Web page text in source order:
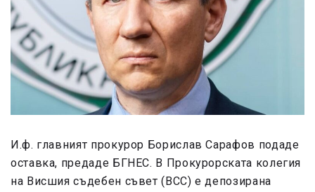
И.ф. главният прокурор Борислав Сарафов подаде
оставка, предаде БГНЕС. В Прокурорската колегия
на Висшия съдебен съвет (ВСС) е депозирана